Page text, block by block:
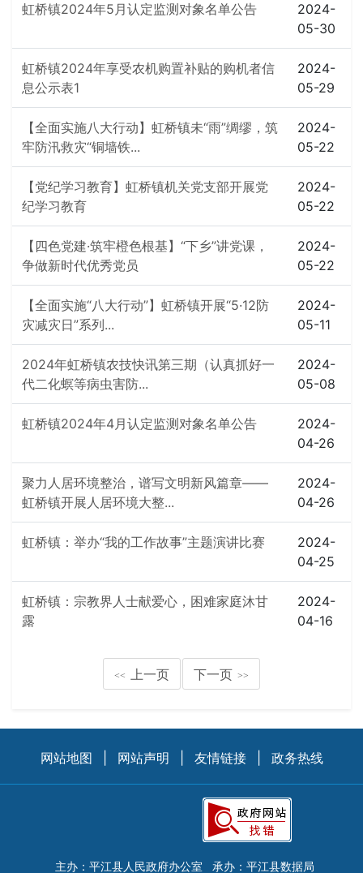
虹桥镇2024年5月认定监测对象名单公告
2024-
05-30
虹桥镇2024年享受农机购置补贴的购机者信
息公示表1
2024-
05-29
【全面实施八大行动】虹桥镇未“雨”绸缪，筑
牢防汛救灾“铜墙铁...
2024-
05-22
【党纪学习教育】虹桥镇机关党支部开展党
纪学习教育
2024-
05-22
【四色党建·筑牢橙色根基】“下乡”讲党课，
争做新时代优秀党员
2024-
05-22
【全面实施“八大行动”】虹桥镇开展“5·12防
灾减灾日”系列...
2024-
05-11
2024年虹桥镇农技快讯第三期（认真抓好一
代二化螟等病虫害防...
2024-
05-08
虹桥镇2024年4月认定监测对象名单公告
2024-
04-26
聚力人居环境整治，谱写文明新风篇章——
虹桥镇开展人居环境大整...
2024-
04-26
虹桥镇：举办“我的工作故事”主题演讲比赛
2024-
04-25
虹桥镇：宗教界人士献爱心，困难家庭沐甘
露
2024-
04-16
<< 上一页 下一页 >>
网站地图 网站声明 友情链接 政务热线
主办：平江县人民政府办公室 承办：平江县数据局